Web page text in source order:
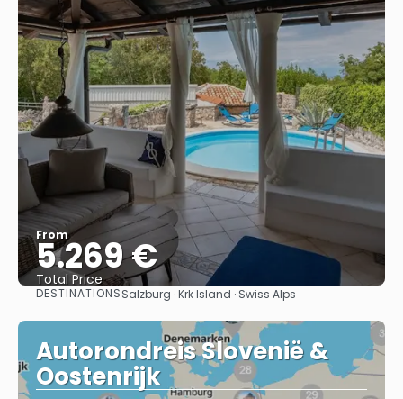
From
5.269 €
Total Price
See
DESTINATIONSSalzburg · Krk Island · Swiss Alps
Autorondreis Slovenië &
Oostenrijk